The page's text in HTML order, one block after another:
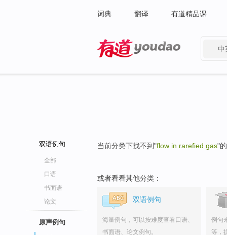
词典 翻译 有道精品课
中
双语例句
全部
口语
书面语
论文
原声例句
当前分类下找不到"flow in rarefied gas"
或者看看其他分类：
双语例句
海量例句，可以按难度查看口语、
书面语、论文例句。
例句
等，